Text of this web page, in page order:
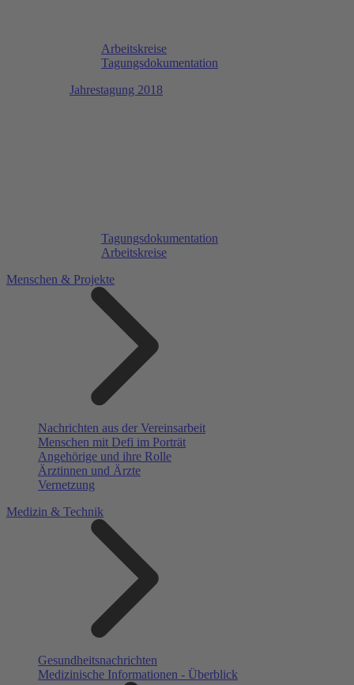
Arbeitskreise
Tagungsdokumentation
Jahrestagung 2018
Tagungsdokumentation
Arbeitskreise
Menschen & Projekte
Nachrichten aus der Vereinsarbeit
Menschen mit Defi im Porträt
Angehörige und ihre Rolle
Ärztinnen und Ärzte
Vernetzung
Medizin & Technik
Gesundheitsnachrichten
Medizinische Informationen - Überblick